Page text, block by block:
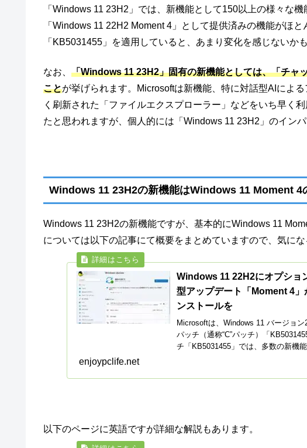
「Windows 11 23H2」では、新機能として150以上の様々な
「Windows 11 22H2 Moment 4」として提供済みの機能がほ
「KB5031455」を適用していると、あまり変化を感じないか
なお、 「Windows 11 23H2」固有の新機能としては、「チャ
ことが挙げられます。Microsoftは新機能、特に対話型AIによ
く刷新された「ファイルエクスプローラー」などをいち早く
たと思われますが、個人的には「Windows 11 23H2」のイン
Windows 11 23H2の新機能はWindows 11 Moment 4
Windows 11 23H2の新機能ですが、基本的にWindows 11
については以下の記事にて概要をまとめていますので、気にな
Windows 11 22H2にオプショ
型アップデート「Moment 4
ンストールを
Microsoftは、Windows 11 バージョ
パッチ（通称“C”パッチ）「
チ「KB5031455」では、多数の新機能
enjoypclife.net
以下のページに英語ですが詳細な解説もあります。